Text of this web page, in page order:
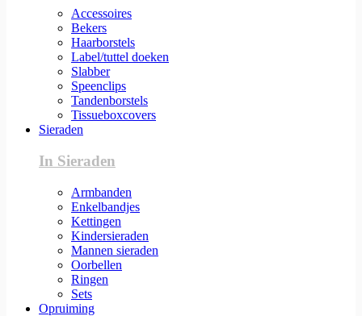
Accessoires
Bekers
Haarborstels
Label/tuttel doeken
Slabber
Speenclips
Tandenborstels
Tissueboxcovers
Sieraden
In Sieraden
Armbanden
Enkelbandjes
Kettingen
Kindersieraden
Mannen sieraden
Oorbellen
Ringen
Sets
Opruiming